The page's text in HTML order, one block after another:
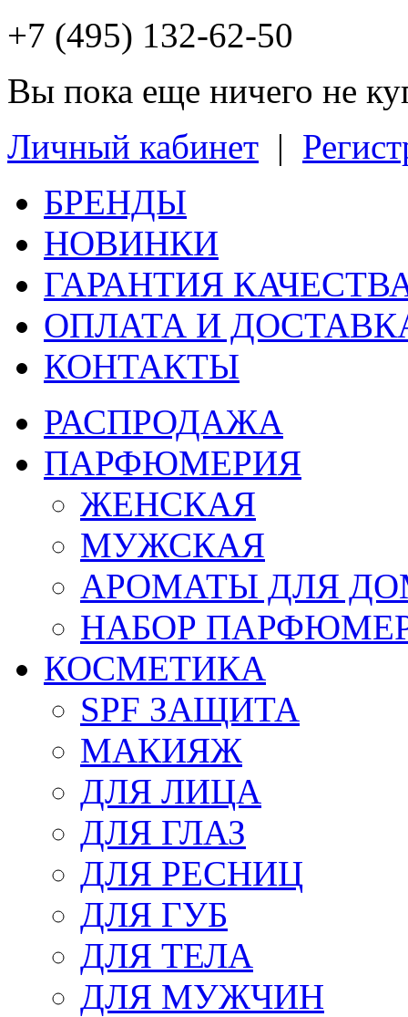
+7 (495) 132-62-50
Вы пока еще ничего не
Личный кабинет |
БРЕНДЫ
НОВИНКИ
ГАРАНТИЯ
ОПЛАТА И
КОНТАКТЫ
РАСПРОДАЖА
ПАРФЮМЕРИЯ
ЖЕНСКАЯ
МУЖСКАЯ
АРОМАТЫ ДЛЯ
НАБОР
КОСМЕТИКА
SPF ЗАЩИТА
МАКИЯЖ
ДЛЯ ЛИЦА
ДЛЯ ГЛАЗ
ДЛЯ РЕСНИЦ
ДЛЯ ГУБ
ДЛЯ ТЕЛА
ДЛЯ МУЖЧИН